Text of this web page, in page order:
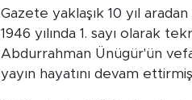
Gazete yaklaşık 10 yıl
1946 yılında 1. sayı olarak
Abdurrahman Ünügür'ün
yayın hayatını devam